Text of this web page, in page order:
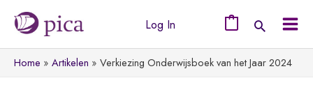
naar
de
inhoud
Log In
Home Artikelen Verkiezing Onderwijsboek van het Jaar 2024